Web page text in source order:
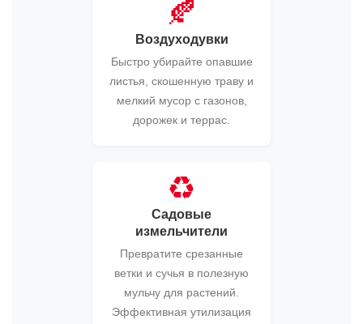
🍂
Воздуходувки
Быстро убирайте опавшие
листья, скошенную траву и
мелкий мусор с газонов,
дорожек и террас.
♻️
Садовые
измельчители
Превратите срезанные
ветки и сучья в полезную
мульчу для растений.
Эффективная утилизация